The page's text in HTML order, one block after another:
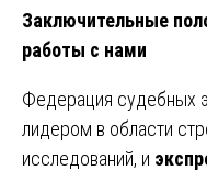
Заключительные
работы с нами
Федерация судебных
лидером в области
исследований, и